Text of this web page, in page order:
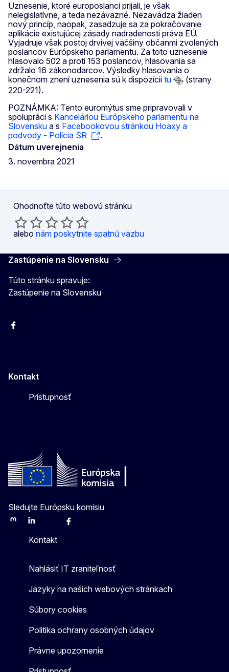
Uznesenie, ktoré europoslanci prijali, je však
nelegislatívne, a teda nezáväzné. Nezavádza žiaden
nový princíp, naopak, zasadzuje sa za pokračovanie
aplikácie existujúcej zásady nadradenosti práva EÚ.
Vyjadruje však postoj drvivej väčšiny občanmi zvolených
poslancov Európskeho parlamentu. Za toto uznesenie
hlasovalo 502 a proti 153 poslancov, hlasovania sa
zdržalo 16 zákonodarcov. Výsledky hlasovania o
konečnom znení uznesenia sú k dispozícii tu
(strany
220-221).
POZNÁMKA: Tento euromýtus sme pripravovali v
spolupráci s Kanceláriou Európskeho parlamentu na
Slovensku a s Facebookovou stránkou Hoaxy a
podvody - Polícia SR
.
Dátum uverejnenia
3. novembra 2021
Ohodnoťte túto webovú stránku
alebo nám poskytnite spätnú väzbu
Zastúpenie na Slovensku
Túto stránku spravuje:
Zastúpenie na Slovensku
Facebook
Kontakt
Prístupnosť
Sledujte Európsku komisiu
MastodonLinkedInBlueskyFacebook
Kontakt
Nahlásiť IT zraniteľnosť
Jazyky na našich webových stránkach
Súbory cookies
Politika ochrany osobných údajov
Právne upozornenie